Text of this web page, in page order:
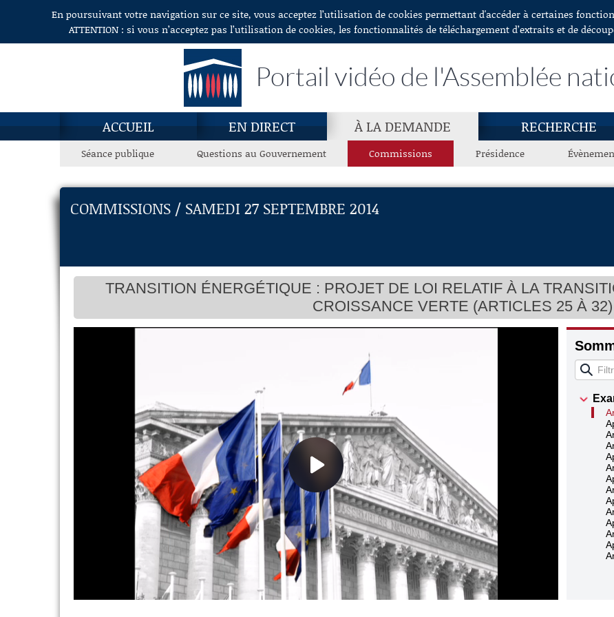
Aller au contenuEn poursuivant votre navigation sur ce site, vous acceptez l’utilisation de cookies permettant d'accéder à certaines
ATTENTION : si vous n’acceptez pas l’utilisation de cookies, les fonctionnalités de téléchargement d’extraits et de
Portail vidéo de l'Assemblée
ACCUEIL EN DIRECT À LA DEMANDE RECHERCHE
Séance publique Questions au Gouvernement Commissions Présidence
COMMISSIONS / SAMEDI 27 SEPTEMBRE 2014
TRANSITION ÉNERGÉTIQUE : PROJET DE LOI RELATIF À LA
CROISSANCE VERTE (ARTICLES 25 À 32)